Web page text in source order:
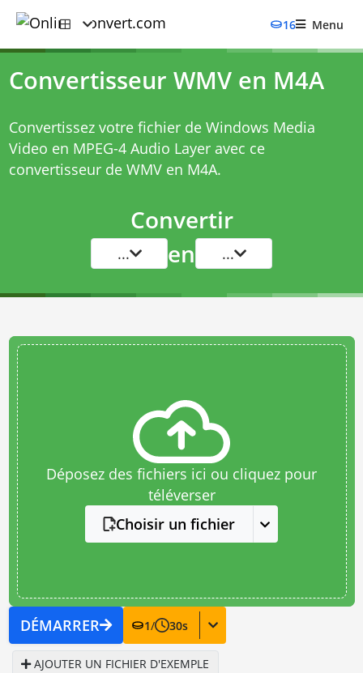
16 Menu
Convertisseur WMV en M4A
Convertissez votre fichier de Windows Media
Video en MPEG-4 Audio Layer avec ce
convertisseur de WMV en M4A.
Convertir
... en ...
Déposez des fichiers ici ou cliquez pour
téléverser
Choisir un fichier
DÉMARRER 1/ 30s
AJOUTER UN FICHIER D'EXEMPLE